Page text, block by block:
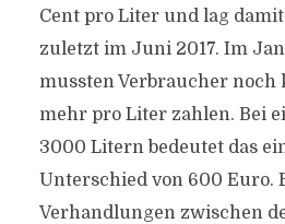
Cent pro Liter und lag
zuletzt im Juni 2017. Im
mussten Verbraucher noch
mehr pro Liter zahlen. Bei
3000 Litern bedeutet das
Unterschied von 600 Euro.
Verhandlungen zwischen